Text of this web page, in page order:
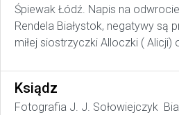
Śpiewak Łódź. Napis na
Rendela Białystok, negatywy są
miłej siostrzyczki Alloczki ( Alicji)
Ksiądz
Fotografia J. J. Sołowiejczyk